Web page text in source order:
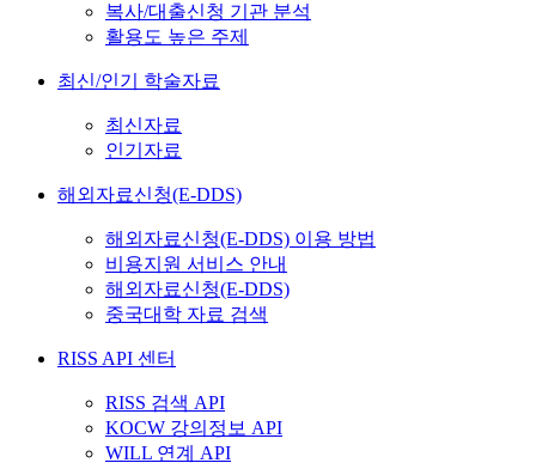
복사/대출신청 기관 분석
활용도 높은 주제
최신/인기 학술자료
최신자료
인기자료
해외자료신청(E-DDS)
해외자료신청(E-DDS) 이용 방법
비용지원 서비스 안내
해외자료신청(E-DDS)
중국대학 자료 검색
RISS API 센터
RISS 검색 API
KOCW 강의정보 API
WILL 연계 API